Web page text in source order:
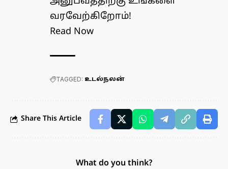
வரவேற்கிறோம்!
Read Now
TAGGED: உடல்நலன்
Share This Article
What do you think?